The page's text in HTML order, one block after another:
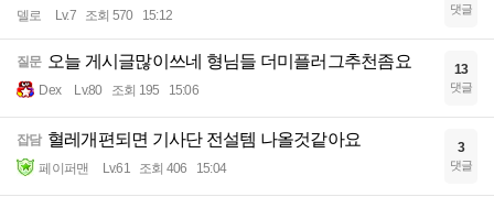
델로 Lv.7 조회 570 15:12 댓글
질문 오늘 게시글많이쓰네 형님들 더미플러그추천좀요
Dex Lv.80 조회 195 15:06
13
댓글
잡담 혈레개편되면 기사단 전설템 나올것같아요
페이퍼맨 Lv.61 조회 406 15:04
3
댓글